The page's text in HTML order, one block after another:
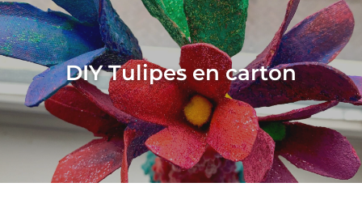
DIY Tulipes en carton